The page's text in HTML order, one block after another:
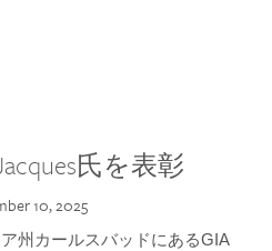
氏を表彰
10, 2025
州カールスバッドにあるGIA